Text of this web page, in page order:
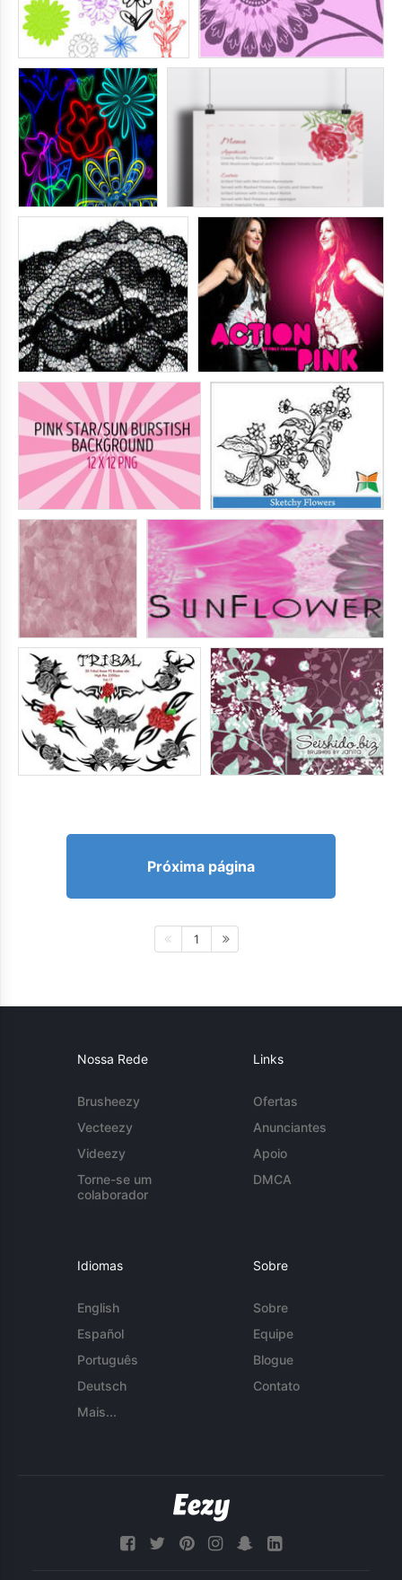
Próxima página
1
Nossa Rede
Brusheezy
Vecteezy
Videezy
Torne-se um
colaborador
Links
Ofertas
Anunciantes
Apoio
DMCA
Idiomas
English
Español
Português
Deutsch
Mais...
Sobre
Sobre
Equipe
Blogue
Contato